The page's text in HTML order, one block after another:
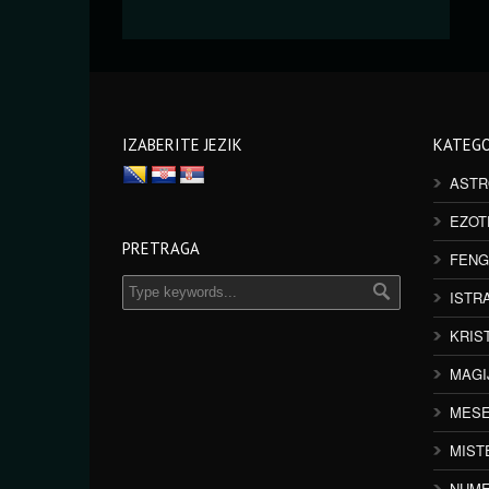
IZABERITE JEZIK
PRETRAGA